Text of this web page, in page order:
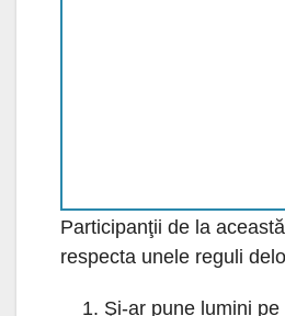
Participanţii de la
respecta unele reguli
Şi-ar pune lumini